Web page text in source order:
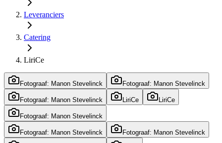
Leveranciers
Catering
LiriCe
Fotograaf: Manon Stevelinck Fotograaf: Manon Stevelinck
Fotograaf: Manon Stevelinck LiriCe LiriCe
Fotograaf: Manon Stevelinck
Fotograaf: Manon Stevelinck Fotograaf: Manon Stevelinck